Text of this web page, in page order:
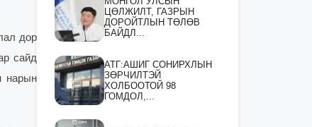
дор
сайд
нарын
ЦӨЛЖИЛТ, ГАЗРЫН
ДОРОЙТЛЫН ТӨЛӨВ
БАЙДЛ...
АТГ:АШИГ СОНИРХЛЫН
ЗӨРЧИЛТЭЙ
ХОЛБООТОЙ 98
ГОМДОЛ,...